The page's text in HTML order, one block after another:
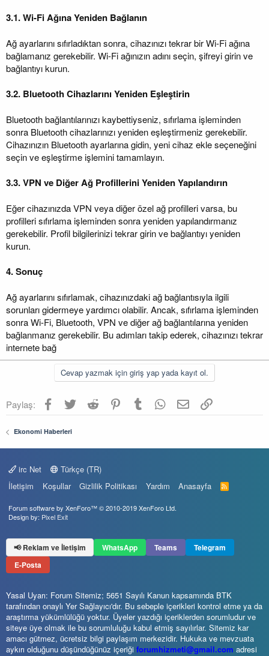
3.1. Wi-Fi Ağına Yeniden Bağlanın
Ağ ayarlarını sıfırladıktan sonra, cihazınızı tekrar bir Wi-Fi ağına
bağlamanız gerekebilir. Wi-Fi ağınızın adını seçin, şifreyi girin ve
bağlantıyı kurun.
3.2. Bluetooth Cihazlarını Yeniden Eşleştirin
Bluetooth bağlantılarınızı kaybettiyseniz, sıfırlama işleminden
sonra Bluetooth cihazlarınızı yeniden eşleştirmeniz gerekebilir.
Cihazınızın Bluetooth ayarlarına gidin, yeni cihaz ekle seçeneğini
seçin ve eşleştirme işlemini tamamlayın.
3.3. VPN ve Diğer Ağ Profillerini Yeniden Yapılandırın
Eğer cihazınızda VPN veya diğer özel ağ profilleri varsa, bu
profilleri sıfırlama işleminden sonra yeniden yapılandırmanız
gerekebilir. Profil bilgilerinizi tekrar girin ve bağlantıyı yeniden
kurun.
4. Sonuç
Ağ ayarlarını sıfırlamak, cihazınızdaki ağ bağlantısıyla ilgili
sorunları gidermeye yardımcı olabilir. Ancak, sıfırlama işleminden
sonra Wi-Fi, Bluetooth, VPN ve diğer ağ bağlantılarına yeniden
bağlanmanız gerekebilir. Bu adımları takip ederek, cihazınızı tekrar
internete bağ
Cevap yazmak için giriş yap yada kayıt ol.
Paylaş: Facebook
TwitterReddit PinterestTumblr WhatsApp
E-postaLink
Ekonomi Haberleri
irc Net
Türkçe (TR)
İletişim
Koşullar Gizlilik Politikası Yardım Anasayfa
R
S
Forum software by XenForo™© 2010-2019 XenForo Ltd.
Design by: Pixel Exit
📢 Reklam ve İletişim WhatsApp Teams
Telegram
E-Posta
Yasal Uyarı: Forum Sitemiz; 5651 Sayılı Kanun kapsamında BTK
tarafından onaylı Yer Sağlayıcı'dır. Bu sebeple içerikleri kontrol etme ya da
araştırma yükümlülüğü yoktur. Üyeler yazdığı içeriklerden sorumludur ve
siteye üye olmak ile bu sorumluluğu kabul etmiş sayılırlar. Sitemiz kar
amacı gütmez, ücretsiz bilgi paylaşım merkezidir. Hukuka ve mevzuata
aykırı olduğunu düşündüğünüz içeriği forumhizmeti@gmail.com adresi